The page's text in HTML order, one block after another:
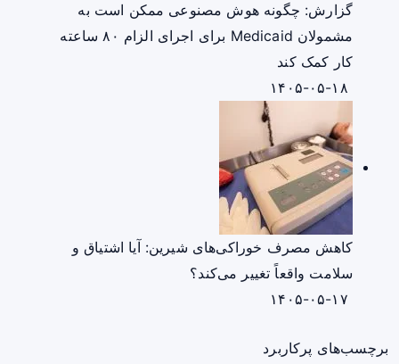
گزارش: چگونه هوش مصنوعی ممکن است به
مشمولان Medicaid برای اجرای الزام ۸۰ ساعته
کار کمک کند
کاهش مصرف خوراکی‌های شیرین: آیا اشتیاق و
سلامت واقعاً تغییر می‌کند؟
برچسب‌های پرکاربرد